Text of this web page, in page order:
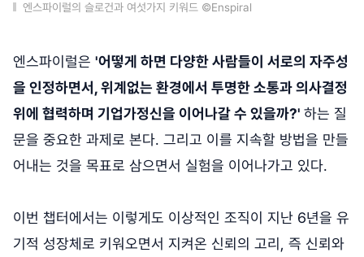
엔스파이럴의 슬로건과 여섯가지 키워드 ©Enspiral
엔스파이럴은 '어떻게 하면 다양한 사람들이 서로의 자주성
을 인정하면서, 위계없는 환경에서 투명한 소통과 의사결정
위에 협력하며 기업가정신을 이어나갈 수 있을까?' 하는 질
문을 중요한 과제로 본다. 그리고 이를 지속할 방법을 만들
어내는 것을 목표로 삼으면서 실험을 이어나가고 있다.
이번 챕터에서는 이렇게도 이상적인 조직이 지난 6년을 유
기적 성장체로 키워오면서 지켜온 신뢰의 고리, 즉 신뢰와